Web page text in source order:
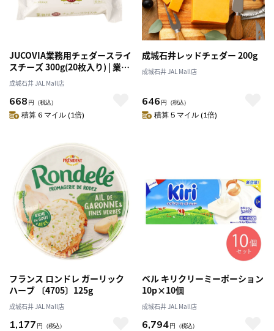
JUCOVIA業務用チェダースライ
スチーズ 300g(20枚入り) | 業務
用規格
成城石井 JAL Mall店
668 円 （税込）
積算 6 マイル (1倍)
成城石井レッドチェダー 200g
成城石井 JAL Mall店
646 円 （税込）
積算 5 マイル (1倍)
フランス ロンドレ ガーリック
ハーブ 〔4705〕125g
成城石井 JAL Mall店
1,177 円 （税込）
ベル キリクリーミーポーション
10p×10個
成城石井 JAL Mall店
6,794円 （税込）